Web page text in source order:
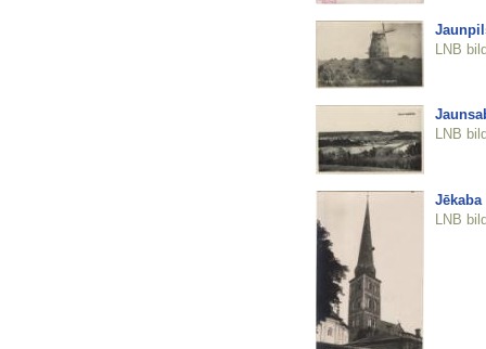
LNB
LNB
Jēkaba
LNB